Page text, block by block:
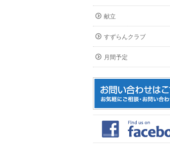
献立
すずらんクラブ
月間予定